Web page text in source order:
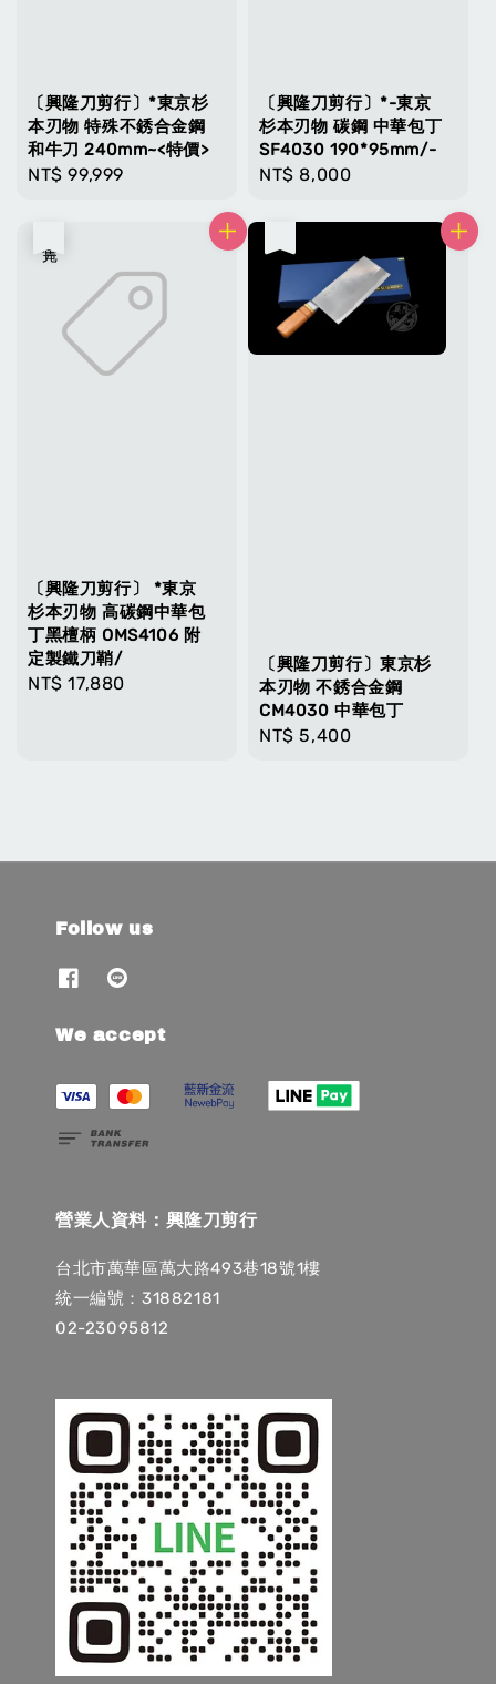
〔興隆刀剪行〕*東京杉
本刃物 特殊不銹合金鋼
和牛刀 240mm~<特價>
Regular
NT$ 99,999
〔興隆刀剪行〕*-東京
杉本刃物 碳鋼 中華包丁
SF4030 190*95mm/-
Regular
NT$ 8,000
〔興隆刀剪行〕 *東京
杉本刃物 高碳鋼中華包
丁黑檀柄 OMS4106 附
定製鐵刀鞘/
Regular
NT$ 17,880
〔興隆刀剪行〕東京杉
本刃物 不銹合金鋼
CM4030 中華包丁
Regular
NT$ 5,400
Follow us
We accept
營業人資料：興隆刀剪行
台北市萬華區萬大路493巷18號1樓
統一編號：31882181
02-23095812